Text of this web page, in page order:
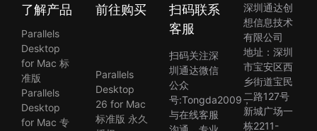
了解产品
Parallels
Desktop
for Mac 标
准版
Parallels
Desktop
for Mac 专
前往购买
Parallels
Desktop
26 for Mac
标准版 永久
扫码联系
客服
扫码关注深
圳通达微信
公众
号:Tongda2009，
与在线客服
深圳通达创
想信息技术
有限公司
地址：深圳
市宝安区西
乡街道宝民
二路127号
新城广场一
栋2211-